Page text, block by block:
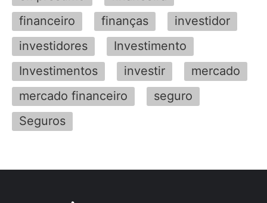
financeiro
finanças
investidor
investidores
Investimento
Investimentos
investir
mercado
mercado financeiro
seguro
Seguros